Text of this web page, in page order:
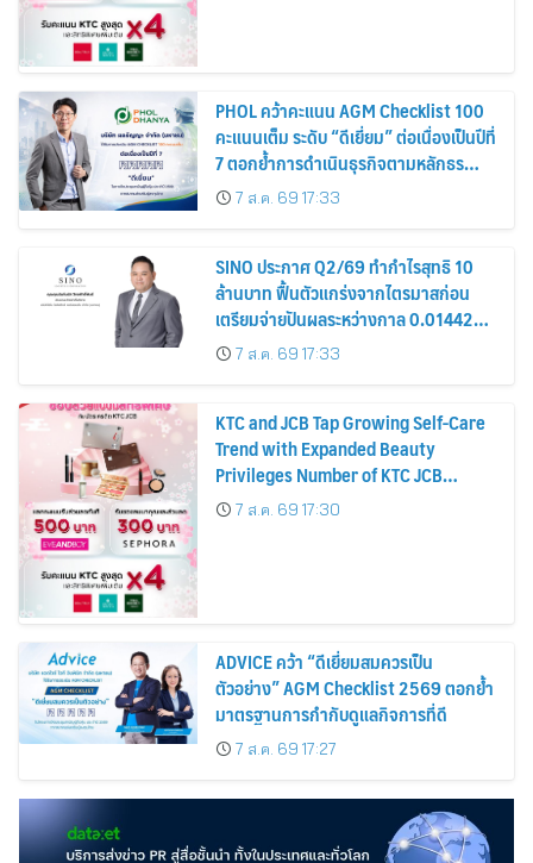
PHOL คว้าคะแนน AGM Checklist 100
คะแนนเต็ม ระดับ “ดีเยี่ยม” ต่อเนื่องเป็นปีที่
7 ตอกย้ำการดำเนินธุรกิจตามหลักธร
รมาภิบาล โปร่งใส สร้างความเชื่อมั่นผู้ถือ
หุ้น
7 ส.ค. 69 17:33
SINO ประกาศ Q2/69 ทำกำไรสุทธิ 10
ล้านบาท ฟื้นตัวแกร่งจากไตรมาสก่อน
เตรียมจ่ายปันผลระหว่างกาล 0.014423
บาทต่อหุ้น ครึ่งปีหลังมุ่งเติบโตต่อเนื่อง
7 ส.ค. 69 17:33
KTC and JCB Tap Growing Self-Care
Trend with Expanded Beauty
Privileges Number of KTC JCB
Cardmembers Spending on
Cosmetics Rises 26%
7 ส.ค. 69 17:30
ADVICE คว้า “ดีเยี่ยมสมควรเป็น
ตัวอย่าง” AGM Checklist 2569 ตอกย้ำ
มาตรฐานการกำกับดูแลกิจการที่ดี
7 ส.ค. 69 17:27